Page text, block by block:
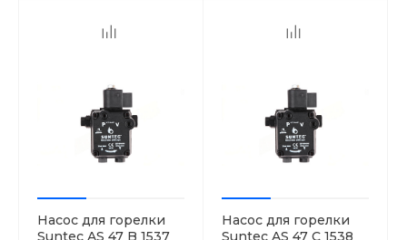
Насос для горелки
Suntec AS 47 B 1537
Насос для горелки
Suntec AS 47 C 1538